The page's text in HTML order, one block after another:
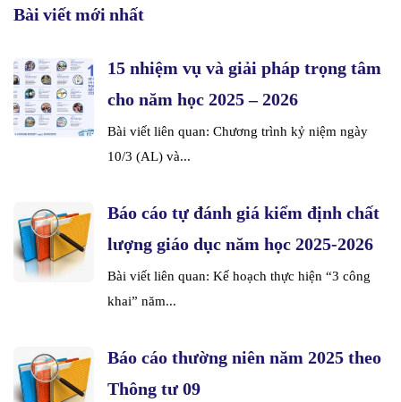
Bài viết mới nhất
15 nhiệm vụ và giải pháp trọng tâm
cho năm học 2025 – 2026
Bài viết liên quan: Chương trình kỷ niệm ngày
10/3 (AL) và...
Báo cáo tự đánh giá kiểm định chất
lượng giáo dục năm học 2025-2026
Bài viết liên quan: Kế hoạch thực hiện “3 công
khai” năm...
Báo cáo thường niên năm 2025 theo
Thông tư 09